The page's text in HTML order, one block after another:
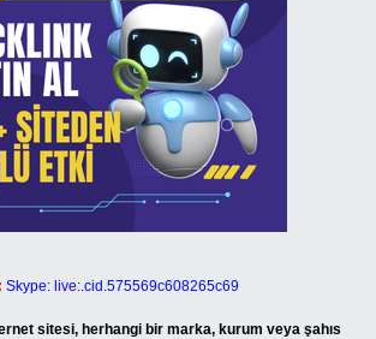
Skype: live:.cid.575569c608265c69
sitesi, herhangi bir marka, kurum veya şahıs